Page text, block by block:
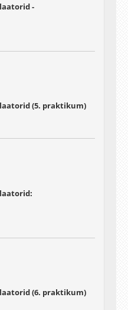
-
(5. praktikum)
(6. praktikum)